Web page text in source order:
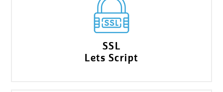
SSL
Lets Script